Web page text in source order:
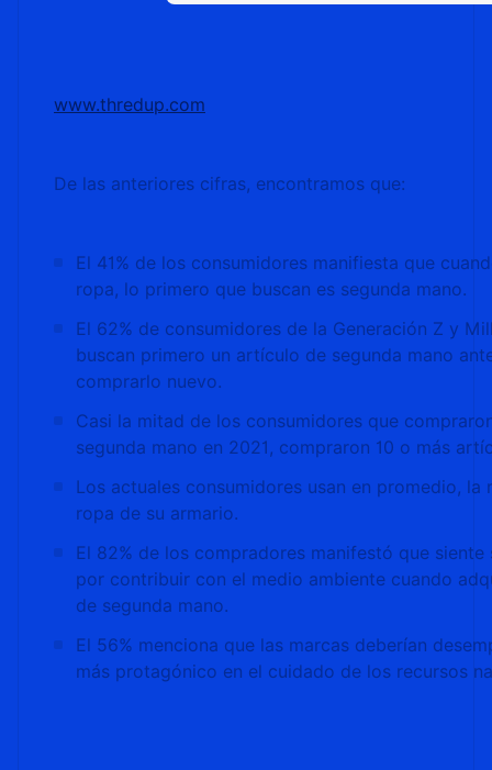
www.thredup.com
De las anteriores cifras, encontramos que:
El 41% de los consumidores manifiesta que
ropa, lo primero que buscan es segunda mano.
El 62% de consumidores de la Generación Z y
buscan primero un artículo de segunda mano
comprarlo nuevo.
Casi la mitad de los consumidores que
segunda mano en 2021, compraron 10 o más
Los actuales consumidores usan en promedio, la
ropa de su armario.
El 82% de los compradores manifestó que siente
por contribuir con el medio ambiente cuando
de segunda mano.
El 56% menciona que las marcas deberían
más protagónico en el cuidado de los recursos